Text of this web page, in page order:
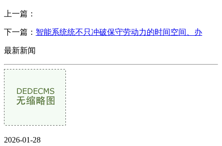
上一篇：
下一篇： 智能系统统不只冲破保守劳动力的时间空间、办
最新新闻
2026-01-28